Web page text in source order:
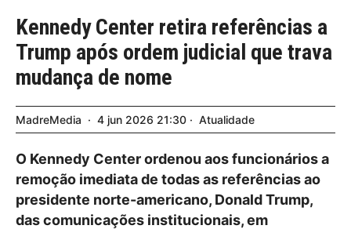
Kennedy Center retira referências a
Trump após ordem judicial que trava
mudança de nome
MadreMedia 4 jun 2026 21:30 Atualidade
O Kennedy Center ordenou aos funcionários a
remoção imediata de todas as referências ao
presidente norte-americano, Donald Trump,
das comunicações institucionais, em